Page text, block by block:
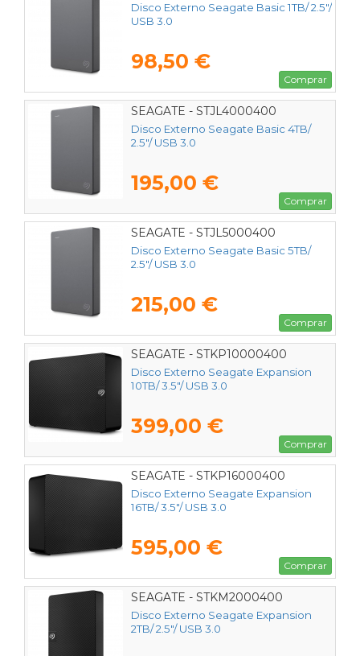
Disco Externo Seagate Basic 1TB/ 2.5"/
USB 3.0
98,50 €
Comprar
SEAGATE - STJL4000400
Disco Externo Seagate Basic 4TB/
2.5"/ USB 3.0
195,00 €
Comprar
SEAGATE - STJL5000400
Disco Externo Seagate Basic 5TB/
2.5"/ USB 3.0
215,00 €
Comprar
SEAGATE - STKP10000400
Disco Externo Seagate Expansion
10TB/ 3.5"/ USB 3.0
399,00 €
Comprar
SEAGATE - STKP16000400
Disco Externo Seagate Expansion
16TB/ 3.5"/ USB 3.0
595,00 €
Comprar
SEAGATE - STKM2000400
Disco Externo Seagate Expansion
2TB/ 2.5"/ USB 3.0